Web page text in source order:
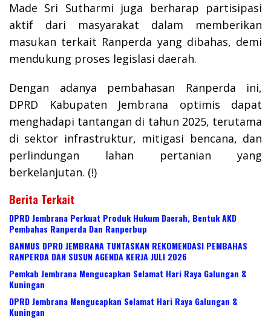
Made Sri Sutharmi juga berharap partisipasi
aktif dari masyarakat dalam memberikan
masukan terkait Ranperda yang dibahas, demi
mendukung proses legislasi daerah.
Dengan adanya pembahasan Ranperda ini,
DPRD Kabupaten Jembrana optimis dapat
menghadapi tantangan di tahun 2025, terutama
di sektor infrastruktur, mitigasi bencana, dan
perlindungan lahan pertanian yang
berkelanjutan. (!)
Berita Terkait
DPRD Jembrana Perkuat Produk Hukum Daerah, Bentuk AKD
Pembahas Ranperda Dan Ranperbup
BANMUS DPRD JEMBRANA TUNTASKAN REKOMENDASI PEMBAHAS
RANPERDA DAN SUSUN AGENDA KERJA JULI 2026
Pemkab Jembrana Mengucapkan Selamat Hari Raya Galungan &
Kuningan
DPRD Jembrana Mengucapkan Selamat Hari Raya Galungan &
Kuningan